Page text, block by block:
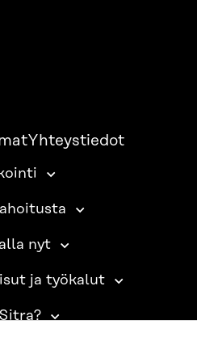
Yhteystiedot
nyt
ja työkalut